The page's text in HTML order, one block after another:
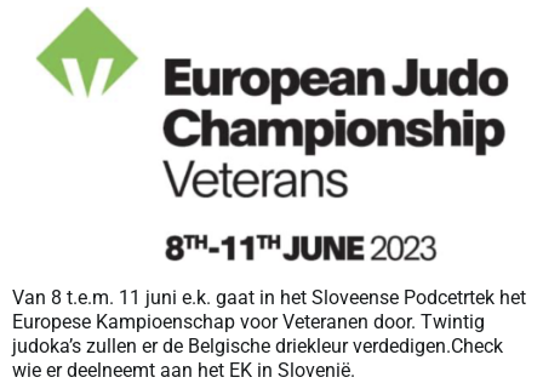
Van 8 t.e.m. 11 juni e.k. gaat in het Sloveense Podcetrtek het
Europese Kampioenschap voor Veteranen door. Twintig
judoka’s zullen er de Belgische driekleur verdedigen.Check
wie er deelneemt aan het EK in Slovenië.